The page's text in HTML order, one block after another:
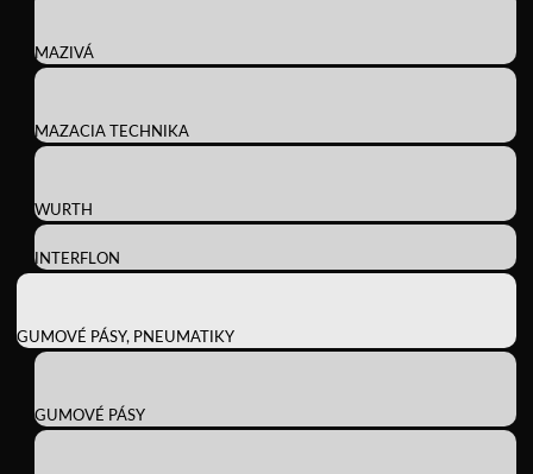
MAZIVÁ
MAZACIA TECHNIKA
WURTH
INTERFLON
GUMOVÉ PÁSY, PNEUMATIKY
GUMOVÉ PÁSY